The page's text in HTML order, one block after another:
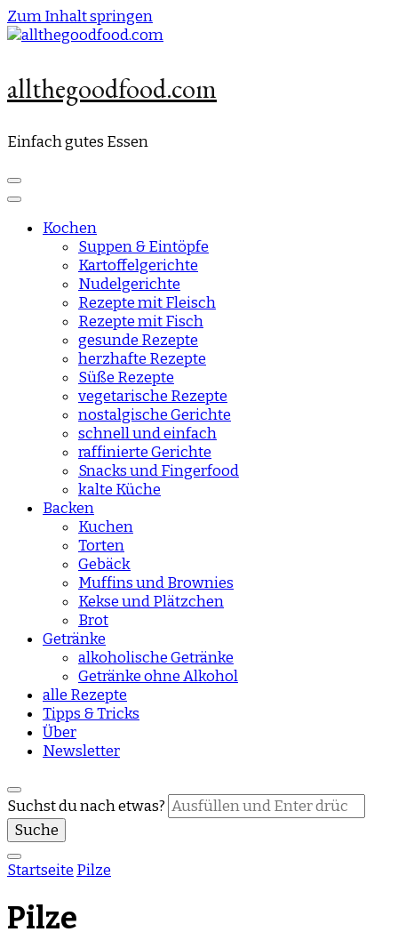
Zum Inhalt springen
allthegoodfood.com
Einfach gutes Essen
Kochen
Suppen & Eintöpfe
Kartoffelgerichte
Nudelgerichte
Rezepte mit Fleisch
Rezepte mit Fisch
gesunde Rezepte
herzhafte Rezepte
Süße Rezepte
vegetarische Rezepte
nostalgische Gerichte
schnell und einfach
raffinierte Gerichte
Snacks und Fingerfood
kalte Küche
Backen
Kuchen
Torten
Gebäck
Muffins und Brownies
Kekse und Plätzchen
Brot
Getränke
alkoholische Getränke
Getränke ohne Alkohol
alle Rezepte
Tipps & Tricks
Über
Newsletter
Suchst du nach etwas?
Startseite Pilze
Pilze